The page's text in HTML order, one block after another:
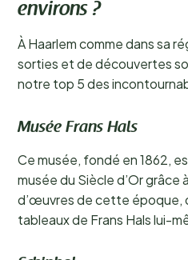
environs ?
À Haarlem comme dans sa
sorties et de découvertes
notre top 5 des
Musée Frans Hals
Ce musée, fondé en 1862,
musée du Siècle d’Or grâce
d’œuvres de cette époque,
tableaux de Frans Hals lui-